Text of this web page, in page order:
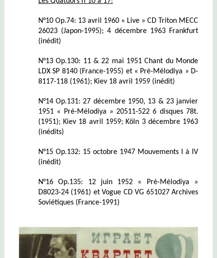
N°10 Op.74: 13 avril 1960 « Live » CD Triton MECC
26023 (Japon-1995); 4 décembre 1963 Frankfurt
(inédit)
N°13 Op.130: 11 & 22 mai 1951 Chant du Monde
LDX SP 8140 (France-1955) et « Pré-Mélodiya » D-
8117-118 (1961); Kiev 18 avril 1959 (inédit)
N°14 Op.131: 27 décembre 1950, 13 & 23 janvier
1951 « Pré-Mélodiya » 20511-522 6 disques 78t.
(1951); Kiev 18 avril 1959; Köln 3 décembre 1963
(inédits)
N°15 Op.132: 15 octobre 1947 Mouvements I à IV
(inédit)
N°16 Op.135: 12 juin 1952 « Pré-Mélodiya »
D8023-24 (1961) et Vogue CD VG 651027 Archives
Soviétiques (France-1991)